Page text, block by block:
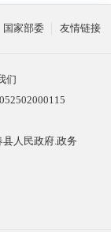
国家部委 友情链接
们
人民政府.政务